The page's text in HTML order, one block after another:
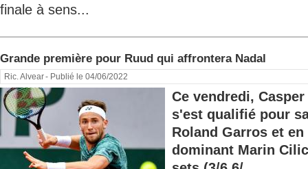
finale à sens...
Grande première pour Ruud qui affrontera Nadal
Ric. Alvear- Publié le 04/06/2022
Ce vendredi, Casper
s'est qualifié pour
Roland Garros et
dominant Marin